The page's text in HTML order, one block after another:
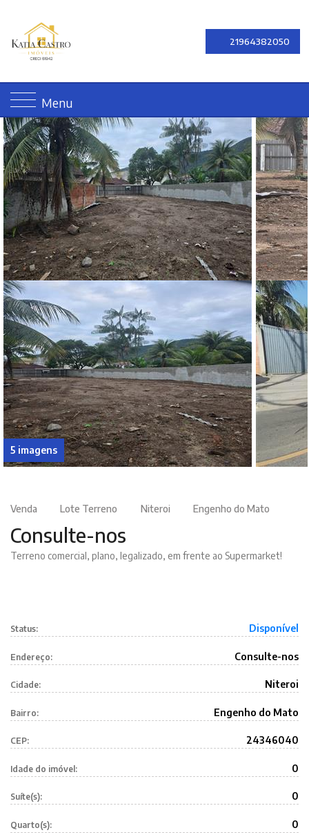
21964382050
Menu
5 imagens
Venda Lote Terreno Niteroi Engenho do Mato
Consulte-nos
Terreno comercial, plano, legalizado, em frente ao Supermarket!
Status: Disponível
Endereço: Consulte-nos
Cidade: Niteroi
Bairro: Engenho do Mato
CEP: 24346040
Idade do imóvel: 0
Suíte(s): 0
Quarto(s): 0